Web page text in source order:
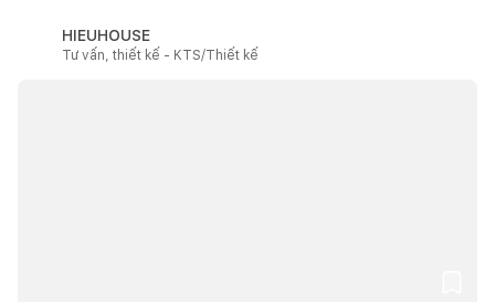
HIEUHOUSE
Tư vấn, thiết kế - KTS/Thiết kế